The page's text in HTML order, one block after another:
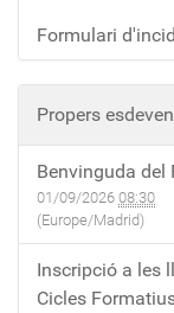
Formulari
Propers
Benvinguda del
01/09/2026 08:30
(Europe/Madrid)
Inscripció a les
Cicles